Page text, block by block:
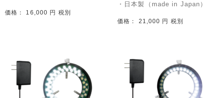
価格： 16,000 円 税別
・日本製（made in Japan）
価格： 21,000 円 税別